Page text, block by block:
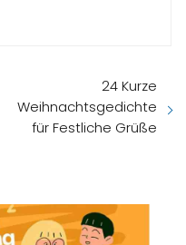
24 Kurze
Weihnachtsgedichte
für Festliche Grüße